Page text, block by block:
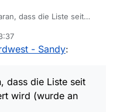
dass die Liste seit
topic/1104/download-
- Sandy:
dass die Liste seit
wird (wurde an